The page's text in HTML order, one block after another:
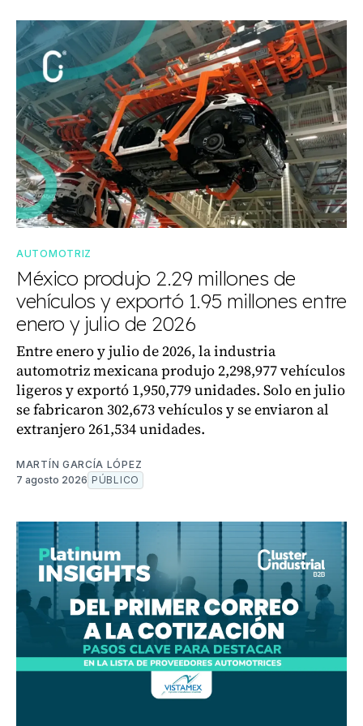
AUTOMOTRIZ
México produjo 2.29 millones de
vehículos y exportó 1.95 millones entre
enero y julio de 2026
Entre enero y julio de 2026, la industria
automotriz mexicana produjo 2,298,977 vehículos
ligeros y exportó 1,950,779 unidades. Solo en julio
se fabricaron 302,673 vehículos y se enviaron al
extranjero 261,534 unidades.
MARTÍN GARCÍA LÓPEZ
7 agosto 2026 PÚBLICO